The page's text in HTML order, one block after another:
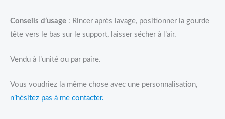
Conseils d’usage : Rincer après lavage, positionner la gourde
tête vers le bas sur le support, laisser sécher à l’air.
Vendu à l’unité ou par paire.
Vous voudriez la même chose avec une personnalisation,
n’hésitez pas à me contacter.